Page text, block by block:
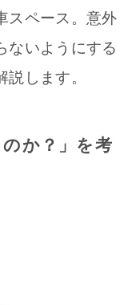
スペース。意外
ないようにする
します。
のか？」を考